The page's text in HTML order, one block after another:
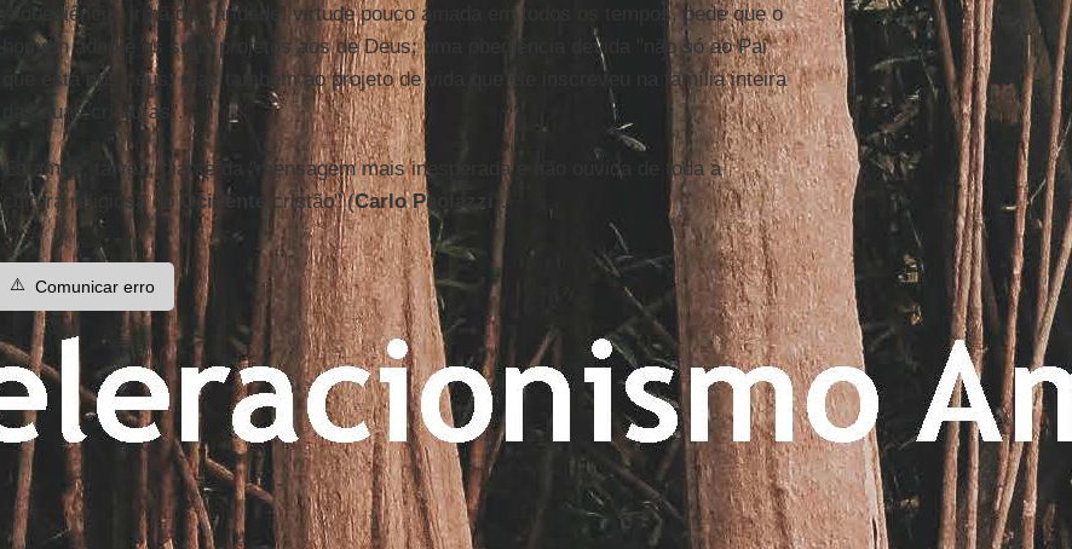
A obediência, irmã da caridade, virtude pouco amada em todos os tempos, pede que o
homem adapte os seus projetos aos de Deus; uma obediência devida "não só ao Pai
que está nos céus, mas também ao projeto de vida que ele inscreveu na família inteira
das suas criaturas".
Estamos, talvez, diante da "mensagem mais inesperada e não ouvida de toda a
cultura religiosa do Ocidente cristão" (Carlo Paolazzi ).
⚠️ Comunicar erro